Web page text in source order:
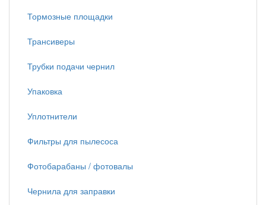
Тормозные площадки
Трансиверы
Трубки подачи чернил
Упаковка
Уплотнители
Фильтры для пылесоса
Фотобарабаны / фотовалы
Чернила для заправки